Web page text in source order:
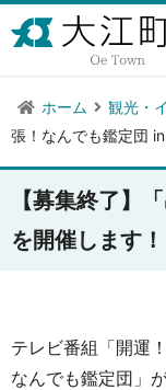
ホーム 観光・
張！なんでも鑑定団
【募集終了】
を開催します！
テレビ番組「開運
なんでも鑑定団」